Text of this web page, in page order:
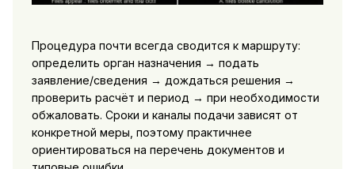
Процедура почти всегда сводится к маршруту:
определить орган назначения → подать
заявление/сведения → дождаться решения →
проверить расчёт и период → при необходимости
обжаловать. Сроки и каналы подачи зависят от
конкретной меры, поэтому практичнее
ориентироваться на перечень документов и